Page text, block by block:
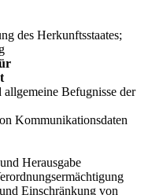
des Herkunftsstaates;
Befugnisse der
Kommunikationsdaten
Herausgabe
Einschränkung von